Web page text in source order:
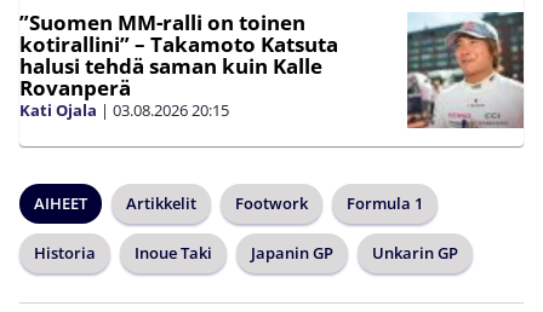
”Suomen MM-ralli on toinen
kotirallini” – Takamoto Katsuta
halusi tehdä saman kuin Kalle
Rovanperä
Kati Ojala | 03.08.202620:15
AIHEET Artikkelit Footwork Formula 1
Historia Inoue Taki Japanin GP Unkarin GP